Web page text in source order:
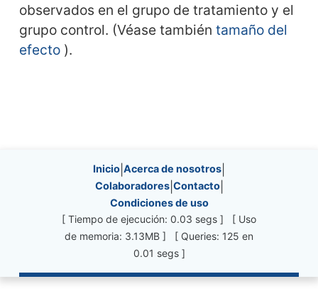
observados en el grupo de tratamiento y el
grupo control. (Véase también tamaño del
efecto).
Site information, links, etc.
Inicio Acerca de nosotros
Colaboradores| Contacto|
Condiciones de uso
[ Tiempo de ejecución: 0.03 segs ] [ Uso
de memoria: 3.13MB ] [ Queries: 125 en
0.01 segs ]